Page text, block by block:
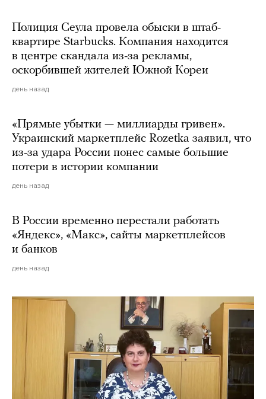
Полиция Сеула провела обыски в штаб-
квартире Starbucks. Компания находится
в центре скандала из-за рекламы,
оскорбившей жителей Южной Кореи
день назад
«Прямые убытки — миллиарды гривен».
Украинский маркетплейс Rozetka заявил, что
из-за удара России понес самые большие
потери в истории компании
день назад
В России временно перестали работать
«Яндекс», «Макс», сайты маркетплейсов
и банков
день назад